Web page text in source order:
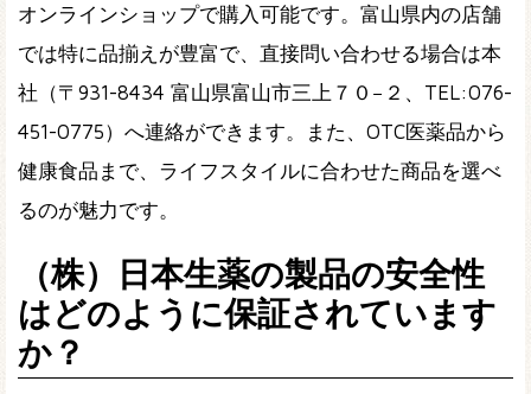
オンラインショップで購入可能です。富山県内の店舗
では特に品揃えが豊富で、直接問い合わせる場合は本
社（〒931-8434 富山県富山市三上７０−２、TEL:076-
451-0775）へ連絡ができます。また、OTC医薬品から
健康食品まで、ライフスタイルに合わせた商品を選べ
るのが魅力です。
（株）日本生薬の製品の安全性
はどのように保証されています
か？